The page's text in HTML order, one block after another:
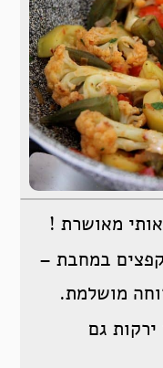
מאושרת !
במחבת –
מושלמת.
ירקות גם